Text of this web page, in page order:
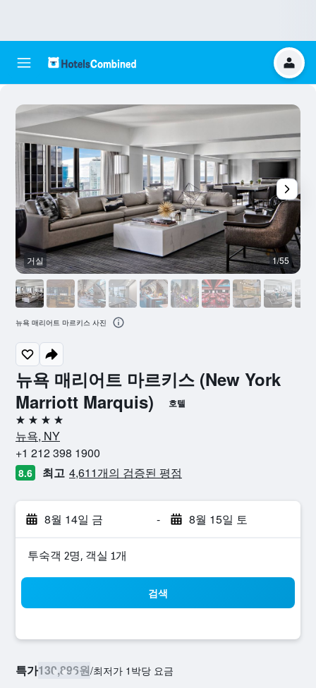
뉴욕 매리어트 마르키스 (New York
Marriott Marquis)
호텔
4성급
뉴욕, NY
+1 212 398 1900
8.6 최고 4,611개의 검증된 평점
8월 14일 금 - 8월 15일 토
​투숙객 2​명, ​객실 1개
검색
특가130,896원/​최저가 1박당 요금
거실 1/55
뉴욕 매리어트 마르키스 사진